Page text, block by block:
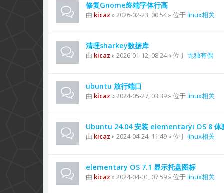
修复Gnome终端字体行高
由 kicaz » 2026-02-23, 00:54 » 位于linux相关
清理sharkey数据库
由 kicaz » 2026-01-12, 08:24 » 位于无独有偶
ubuntu 放行端口
由 kicaz » 2024-05-27, 03:39 » 位于linux相关
Ubuntu 24.04 安装 elementaryi OS 8 体
由 kicaz » 2024-04-24, 11:49 » 位于linux相关
elementary OS 7.1 显示托盘图标
由 kicaz » 2024-04-01, 07:59 » 位于linux相关